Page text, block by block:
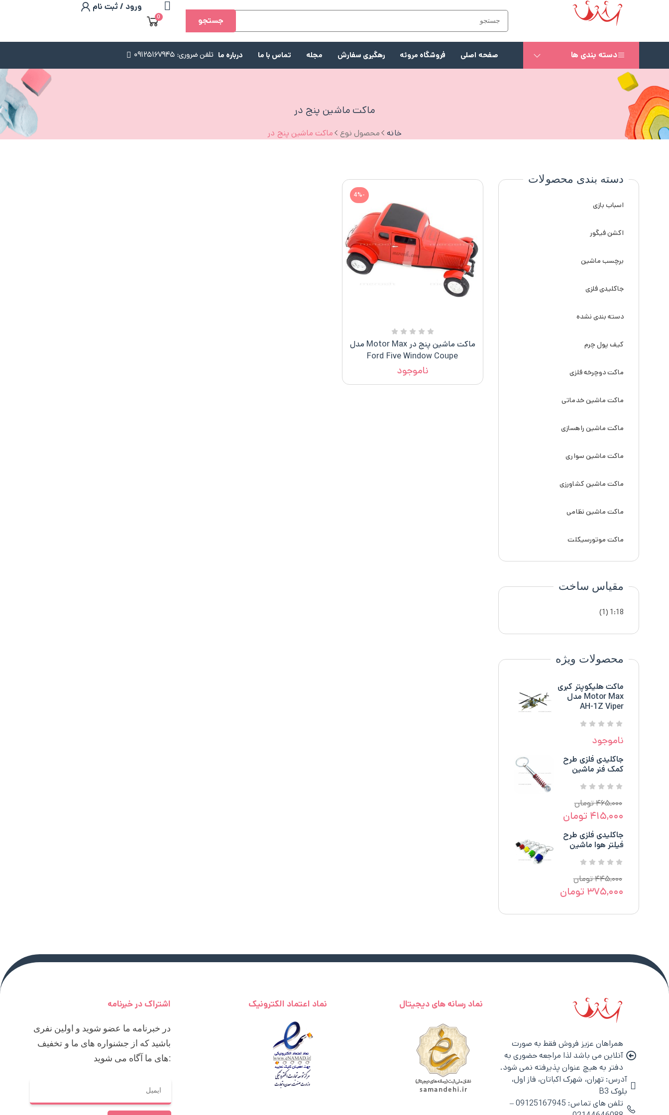
جستجو 0
ورود / ثبت نام
دسته بندی ها صفحه اصلی فروشگاه مروئه رهگیری سفارش مجله تماس با ما درباره ما تلفن ضروری: 09125167945
ماکت ماشین پنج در
خانه محصول نوع ماکت ماشین پنج در
دسته بندی محصولات
اسباب بازی
اکشن فیگور
برچسب ماشین
جاکلیدی فلزی
دسته بندی نشده
کیف پول چرم
ماکت دوچرخه فلزی
ماکت ماشین خدماتی
ماکت ماشین راهسازی
ماکت ماشین سواری
ماکت ماشین کشاورزی
ماکت ماشین نظامی
ماکت موتورسیکلت
مقیاس ساخت
1:18
(1)
محصولات ویژه
ماکت هلیکوپتر کبری
Motor Max مدل
AH-1Z Viper
ناموجود
جاکلیدی فلزی طرح
کمک فنر ماشین
۴۶۵,۰۰۰تومان
۴۱۵,۰۰۰ تومان
جاکلیدی فلزی طرح
فیلتر هوا ماشین
۴۴۵,۰۰۰تومان
۳۷۵,۰۰۰ تومان
-4%
ماکت ماشین پنج در Motor Max مدل
Ford Five Window Coupe
ناموجود
همراهان عزیز فروش فقط به صورت
آنلاین می باشد لذا مراجعه حضوری به
دفتر به هیچ عنوان پذیرفته نمی شود.
آدرس: تهران، شهرک اکباتان، فاز اول،
بلوک B3
تلفن های تماس: 09125167945 –
نماد رسانه های دیجیتال نماد اعتماد الکترونیک اشتراک در خبرنامه
در خبرنامه ما عضو شوید و اولین نفری
باشید که از جشنواره های ما و تخفیف
های ما آگاه می شوید: